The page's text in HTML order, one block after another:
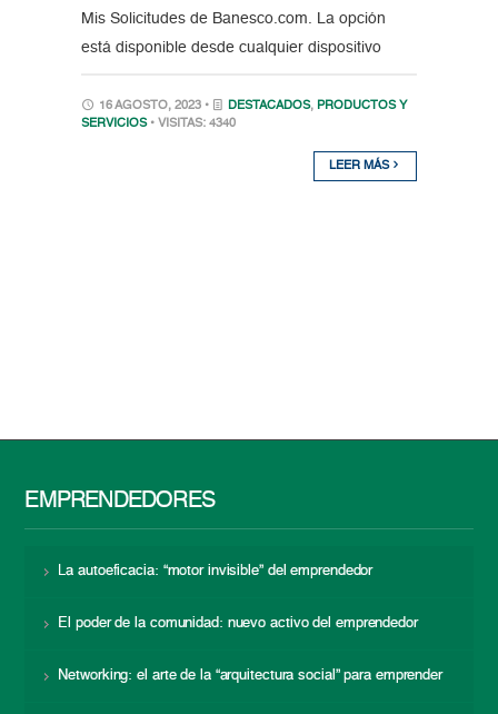
Mis Solicitudes de Banesco.com. La opción
está disponible desde cualquier dispositivo
16 AGOSTO, 2023 • DESTACADOS, PRODUCTOS Y
SERVICIOS • VISITAS: 4340
LEER MÁS
EMPRENDEDORES
La autoeficacia: “motor invisible” del emprendedor
El poder de la comunidad: nuevo activo del emprendedor
Networking: el arte de la “arquitectura social” para emprender